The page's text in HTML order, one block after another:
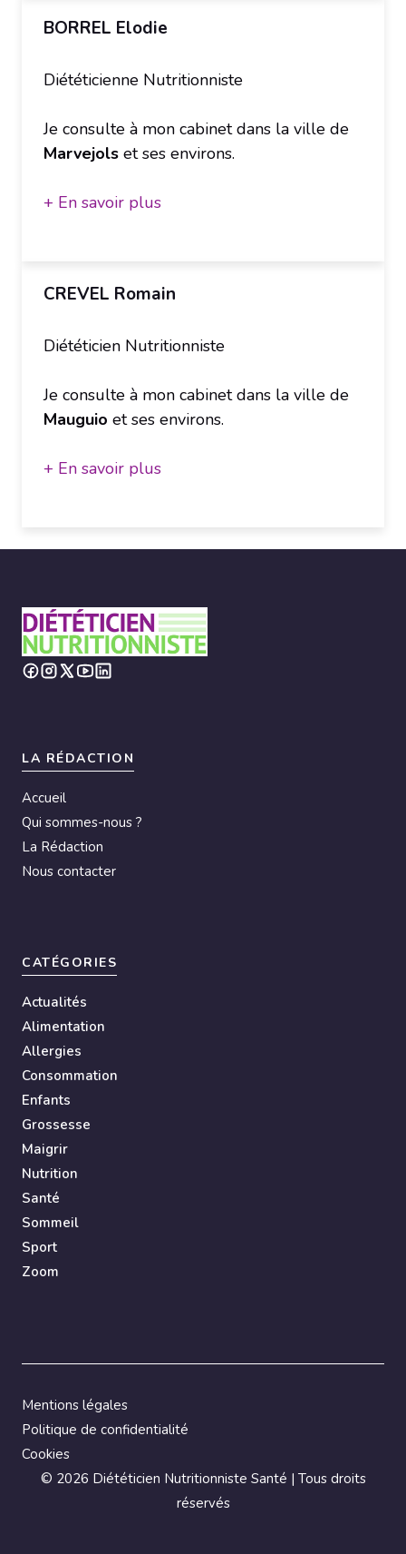
BORREL Elodie
Diététicienne Nutritionniste
Je consulte à mon cabinet dans la ville de
Marvejols et ses environs.
+ En savoir plus
CREVEL Romain
Diététicien Nutritionniste
Je consulte à mon cabinet dans la ville de
Mauguio et ses environs.
+ En savoir plus
LA RÉDACTION
Accueil
Qui sommes-nous ?
La Rédaction
Nous contacter
CATÉGORIES
Actualités
Alimentation
Allergies
Consommation
Enfants
Grossesse
Maigrir
Nutrition
Santé
Sommeil
Sport
Zoom
© 2026 Diététicien Nutritionniste Santé | Tous droits
réservés
Mentions légales
Politique de confidentialité
Cookies